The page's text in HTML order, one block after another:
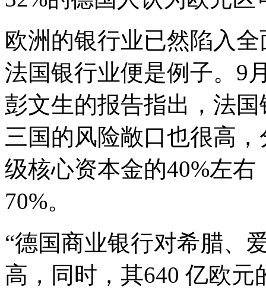
欧洲的银行业已然陷入
法国银行业便是例子。9
彭文生的报告指出，法
三国的风险敞口也很高
级核心资本金的40%左
70%。
“德国商业银行对希腊、
高，同时，其640 亿欧